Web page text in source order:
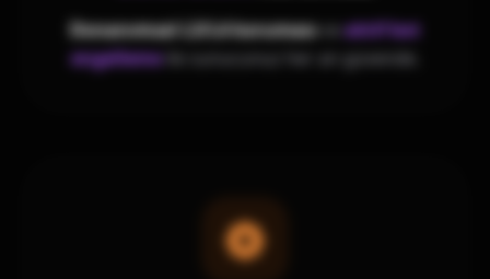
Donanımsal L3/L4 korumasıveaktif bot
engellemeile sunucunuz her an güvende.